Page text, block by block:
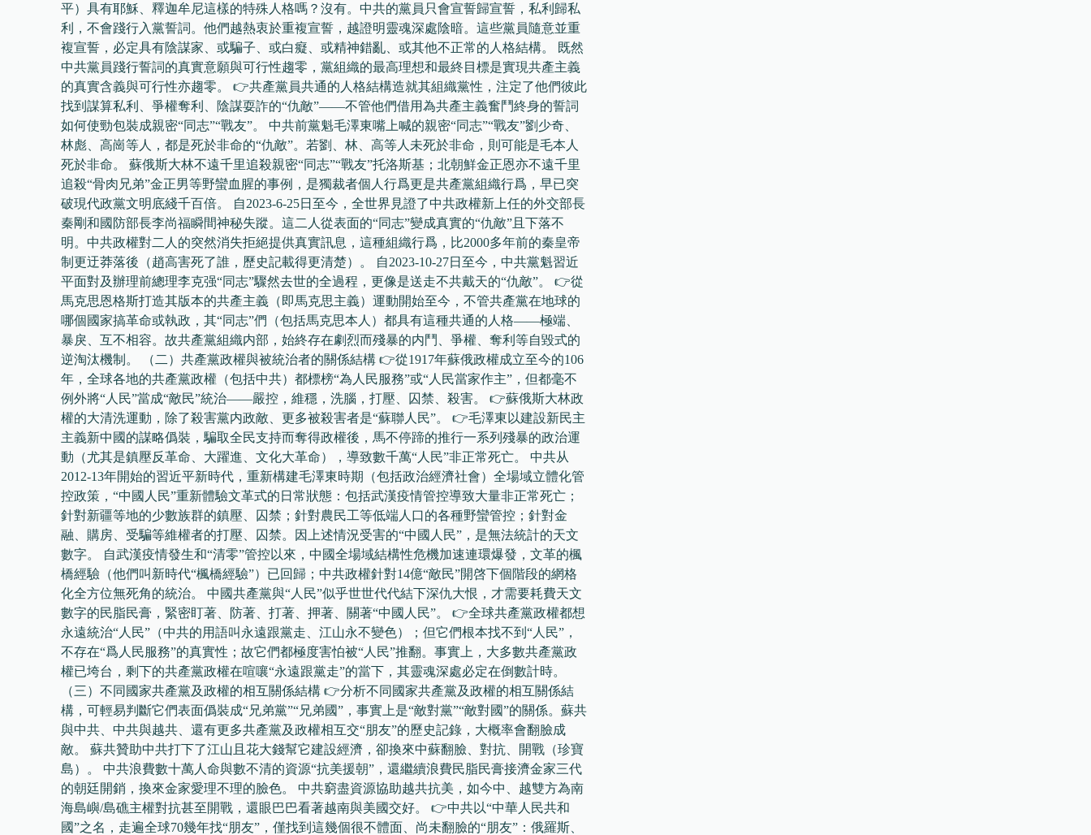
平）具有耶穌、釋迦牟尼這樣的特殊人格嗎？沒有。中共的黨員只會宣誓歸宣誓，私利歸私
利，不會踐行入黨誓詞。他們越熱衷於重複宣誓，越證明靈魂深處陰暗。這些黨員隨意並重
複宣誓，必定具有陰謀家、或騙子、或白癡、或精神錯亂、或其他不正常的人格結構。 既然
中共黨員踐行誓詞的真實意願與可行性趨零，黨組織的最高理想和最終目標是實現共產主義
的真實含義與可行性亦趨零。 👉共產黨員共通的人格結構造就其組織黨性，注定了他們彼此
找到謀算私利、爭權奪利、陰謀耍詐的“仇敵”——不管他們借用為共產主義奮鬥終身的誓詞
如何使勁包裝成親密“同志”“戰友”。 中共前黨魁毛澤東嘴上喊的親密“同志”“戰友”劉少奇、
林彪、高崗等人，都是死於非命的“仇敵”。若劉、林、高等人未死於非命，則可能是毛本人
死於非命。 蘇俄斯大林不遠千里追殺親密“同志”“戰友”托洛斯基；北朝鮮金正恩亦不遠千里
追殺“骨肉兄弟”金正男等野蠻血腥的事例，是獨裁者個人行爲更是共產黨組織行爲，早已突
破現代政黨文明底綫千百倍。 自2023-6-25日至今，全世界見證了中共政權新上任的外交部長
秦剛和國防部長李尚福瞬間神秘失蹤。這二人從表面的“同志”變成真實的“仇敵”且下落不
明。中共政權對二人的突然消失拒絕提供真實訊息，這種組織行爲，比2000多年前的秦皇帝
制更迂莽落後（趙高害死了誰，歷史記載得更清楚）。 自2023-10-27日至今，中共黨魁習近
平面對及辦理前總理李克强“同志”驟然去世的全過程，更像是送走不共戴天的“仇敵”。 👉從
馬克思恩格斯打造其版本的共產主義（即馬克思主義）運動開始至今，不管共產黨在地球的
哪個國家搞革命或執政，其“同志”們（包括馬克思本人）都具有這種共通的人格——極端、
暴戾、互不相容。故共產黨組織内部，始終存在劇烈而殘暴的内鬥、爭權、奪利等自毀式的
逆淘汰機制。 （二）共產黨政權與被統治者的關係結構 👉從1917年蘇俄政權成立至今的106
年，全球各地的共產黨政權（包括中共）都標榜“為人民服務”或“人民當家作主”，但都毫不
例外將“人民”當成“敵民”統治——嚴控，維穩，洗腦，打壓、囚禁、殺害。 👉蘇俄斯大林政
權的大清洗運動，除了殺害黨内政敵、更多被殺害者是“蘇聯人民”。 👉毛澤東以建設新民主
主義新中國的謀略僞裝，騙取全民支持而奪得政權後，馬不停蹄的推行一系列殘暴的政治運
動（尤其是鎮壓反革命、大躍進、文化大革命），導致數千萬“人民”非正常死亡。 中共从
2012-13年開始的習近平新時代，重新構建毛澤東時期（包括政治經濟社會）全場域立體化管
控政策，“中國人民”重新體驗文革式的日常狀態：包括武漢疫情管控導致大量非正常死亡；
針對新疆等地的少數族群的鎮壓、囚禁；針對農民工等低端人口的各種野蠻管控；針對金
融、購房、受騙等維權者的打壓、囚禁。因上述情況受害的“中國人民”，是無法統計的天文
數字。 自武漢疫情發生和“清零”管控以來，中國全場域結構性危機加速連環爆發，文革的楓
橋經驗（他們叫新時代“楓橋經驗”）已回歸；中共政權針對14億“敵民”開啓下個階段的網格
化全方位無死角的統治。 中國共產黨與“人民”似乎世世代代結下深仇大恨，才需要耗費天文
數字的民脂民膏，緊密盯著、防著、打著、押著、關著“中國人民”。 👉全球共產黨政權都想
永遠統治“人民”（中共的用語叫永遠跟黨走、江山永不變色）；但它們根本找不到“人民”，
不存在“爲人民服務”的真實性；故它們都極度害怕被“人民”推翻。事實上，大多數共產黨政
權已垮台，剩下的共產黨政權在喧嚷“永遠跟黨走”的當下，其靈魂深處必定在倒數計時。
（三）不同國家共產黨及政權的相互關係結構 👉分析不同國家共產黨及政權的相互關係結
構，可輕易判斷它們表面僞裝成“兄弟黨”“兄弟國”，事實上是“敵對黨”“敵對國”的關係。蘇共
與中共、中共與越共、還有更多共產黨及政權相互交“朋友”的歷史記錄，大概率會翻臉成
敵。 蘇共贊助中共打下了江山且花大錢幫它建設經濟，卻換來中蘇翻臉、對抗、開戰（珍寶
島）。 中共浪費數十萬人命與數不清的資源“抗美援朝”，還繼續浪費民脂民膏接濟金家三代
的朝廷開銷，換來金家愛理不理的臉色。 中共窮盡資源協助越共抗美，如今中、越雙方為南
海島嶼/島礁主權對抗甚至開戰，還眼巴巴看著越南與美國交好。 👉中共以“中華人民共和
國”之名，走遍全球70幾年找“朋友”，僅找到這幾個很不體面、尚未翻臉的“朋友”：俄羅斯、